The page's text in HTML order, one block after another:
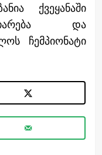
ქვეყანაში
და
ჩემპიონატი